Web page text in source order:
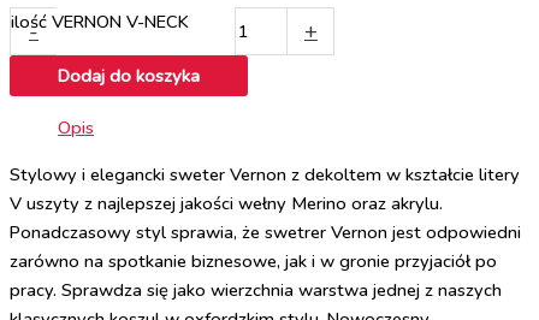
-
ilość VERNON V-NECK +
Dodaj do koszyka
Opis
Stylowy i elegancki sweter Vernon z dekoltem w kształcie litery
V uszyty z najlepszej jakości wełny Merino oraz akrylu.
Ponadczasowy styl sprawia, że swetrer Vernon jest odpowiedni
zarówno na spotkanie biznesowe, jak i w gronie przyjaciół po
pracy. Sprawdza się jako wierzchnia warstwa jednej z naszych